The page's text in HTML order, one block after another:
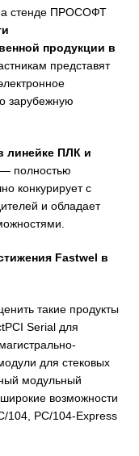
стенде ПРОСОФТ
продукции в
представят
зарубежную
линейке ПЛК и
— полностью
конкурирует с
и обладает
Fastwel в
такие продукты
Serial для
для стековых
модульный
возможности
104, PC/104-Express